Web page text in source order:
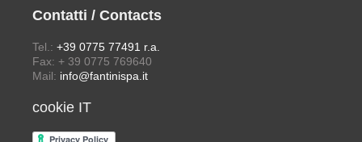
Contatti / Contacts
Tel.: +39 0775 77491 r.a.
Fax: + 39 0775 769640
Mail: info@fantinispa.it
cookie IT